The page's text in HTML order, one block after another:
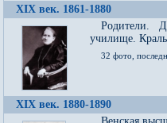
XIX век. 1861-1880
Родители.
училище.
32 фото,
XIX век. 1880-1890